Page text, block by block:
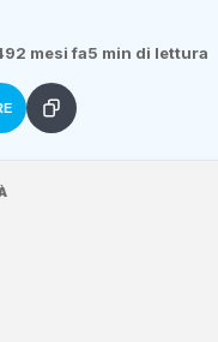
2 mesi fa5 min di lettura